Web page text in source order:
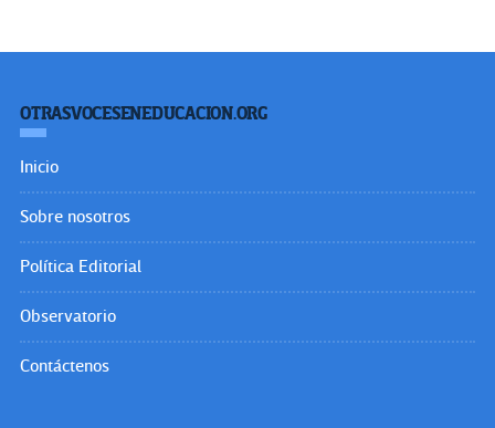
OTRASVOCESENEDUCACION.ORG
Inicio
Sobre nosotros
Política Editorial
Observatorio
Contáctenos